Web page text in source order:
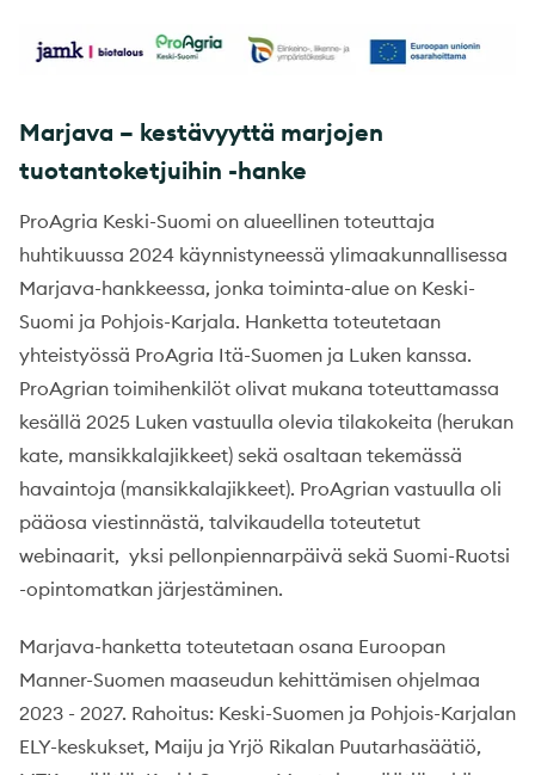
Marjava – kestävyyttä marjojen
tuotantoketjuihin -hanke
ProAgria Keski-Suomi on alueellinen toteuttaja
huhtikuussa 2024 käynnistyneessä ylimaakunnallisessa
Marjava-hankkeessa, jonka toiminta-alue on Keski-
Suomi ja Pohjois-Karjala. Hanketta toteutetaan
yhteistyössä ProAgria Itä-Suomen ja Luken kanssa.
ProAgrian toimihenkilöt olivat mukana toteuttamassa
kesällä 2025 Luken vastuulla olevia tilakokeita (herukan
kate, mansikkalajikkeet) sekä osaltaan tekemässä
havaintoja (mansikkalajikkeet). ProAgrian vastuulla oli
pääosa viestinnästä, talvikaudella toteutetut
webinaarit, yksi pellonpiennarpäivä sekä Suomi-Ruotsi
-opintomatkan järjestäminen.
Marjava-hanketta toteutetaan osana Euroopan
Manner-Suomen maaseudun kehittämisen ohjelmaa
2023 - 2027. Rahoitus: Keski-Suomen ja Pohjois-Karjalan
ELY-keskukset, Maiju ja Yrjö Rikalan Puutarhasäätiö,